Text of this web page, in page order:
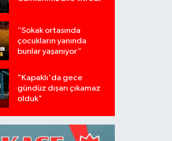
“Sokak ortasında
çocukların yanında
bunlar yaşanıyor”
"Kapaklı'da gece
gündüz dışarı çıkamaz
olduk"